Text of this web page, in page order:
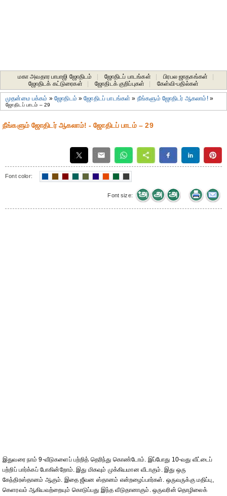
மகா அவதார பாபாஜி ஜோதிடம் ஜோதிடப் பாடங்கள் பிரபல ஜாதகங்கள்
ஜோதிடக் கட்டுரைகள்
ஜோதிடக் குறிப்புகள் கேள்வி-பதில்கள்
முதன்மை பக்கம் »ஜோதிடம் »ஜோதிடப் பாடங்கள் » நீங்களும் ஜோதிடர் ஆகலாம்!»
ஜோதிடப் பாடம் – 29
நீங்களும் ஜோதிடர் ஆகலாம்! - ஜோதிடப் பாடம் – 29
Font color:
Font size:
இதுவரை நாம் 9-வீடுகளைப் பற்றித் தெரிந்து கொண்டோம். இப்போது 10-வது வீட்டைப்
பற்றிப் பார்க்கப் போகின்றோம். இது மிகவும் முக்கியமான வீடாகும். இது ஒரு
கேந்திரஸ்தானம் ஆகும். இதை ஜீவன ஸ்தானம் என்றழைப்பார்கள். ஒருவருக்கு மதிப்பு,
கெளரவம் ஆகியவற்றையும் கொடுப்பது இந்த வீடுதானாகும். ஒருவரின் தொழிலைக்